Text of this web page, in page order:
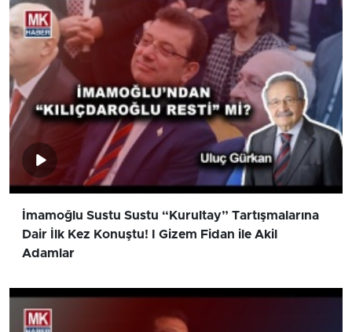
İmamoğlu Sustu Sustu “Kurultay” Tartışmalarına
Dair İlk Kez Konuştu! I Gizem Fidan ile Akil
Adamlar